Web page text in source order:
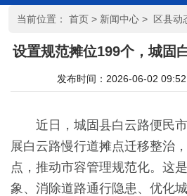
当前位置： 首页 > 新闻中心 > 区县动
设置规范摊位199个，城固
发布时间：2026-06-02 09:52
近日，城固县白云路便民
展白云路慢行道摊点迁移整治
点，推动市容管理规范化。这
象、消除道路通行隐患、优化